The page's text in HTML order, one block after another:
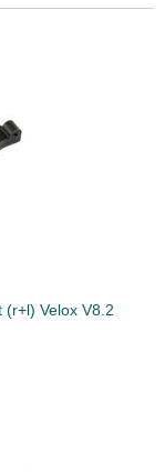
Velox V8.2